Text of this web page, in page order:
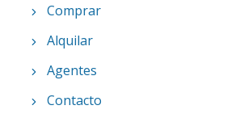
Comprar
Alquilar
Agentes
Contacto